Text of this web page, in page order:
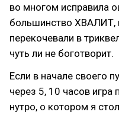
во многом исправила
большинство ХВАЛИТ,
перекочевали в
чуть ли не боготворит.
Если в начале своего
через 5, 10 часов игра
нутро, о котором я